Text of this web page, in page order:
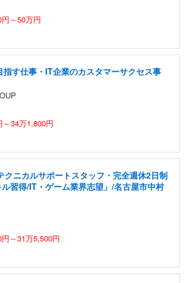
～50万円
指す仕事・IT企業のカスタマーサクセス事
～34万1,800円
クニカルサポートスタッフ・完全週休2日制
ル習得/IT・ゲーム業界志望」/名古屋市中村
～31万5,500円